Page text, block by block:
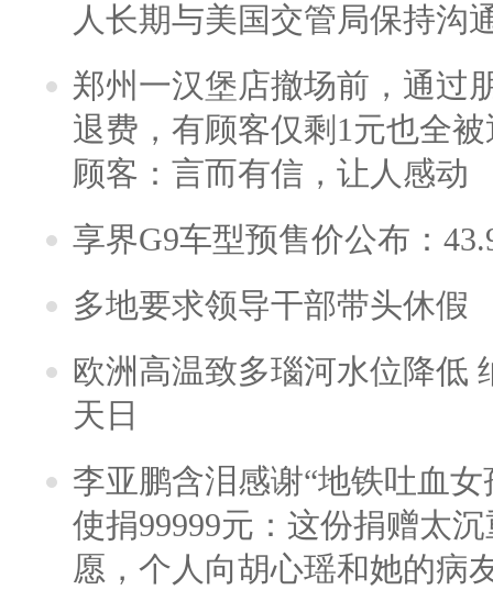
人长期与美国交管局保持沟
郑州一汉堡店撤场前，通过
退费，有顾客仅剩1元也全
顾客：言而有信，让人感动
享界G9车型预售价公布：
多地要求领导干部带头休假
欧洲高温致多瑙河水位降低
天日
李亚鹏含泪感谢“地铁吐血
使捐99999元：这份捐赠太
愿，个人向胡心瑶和她的病